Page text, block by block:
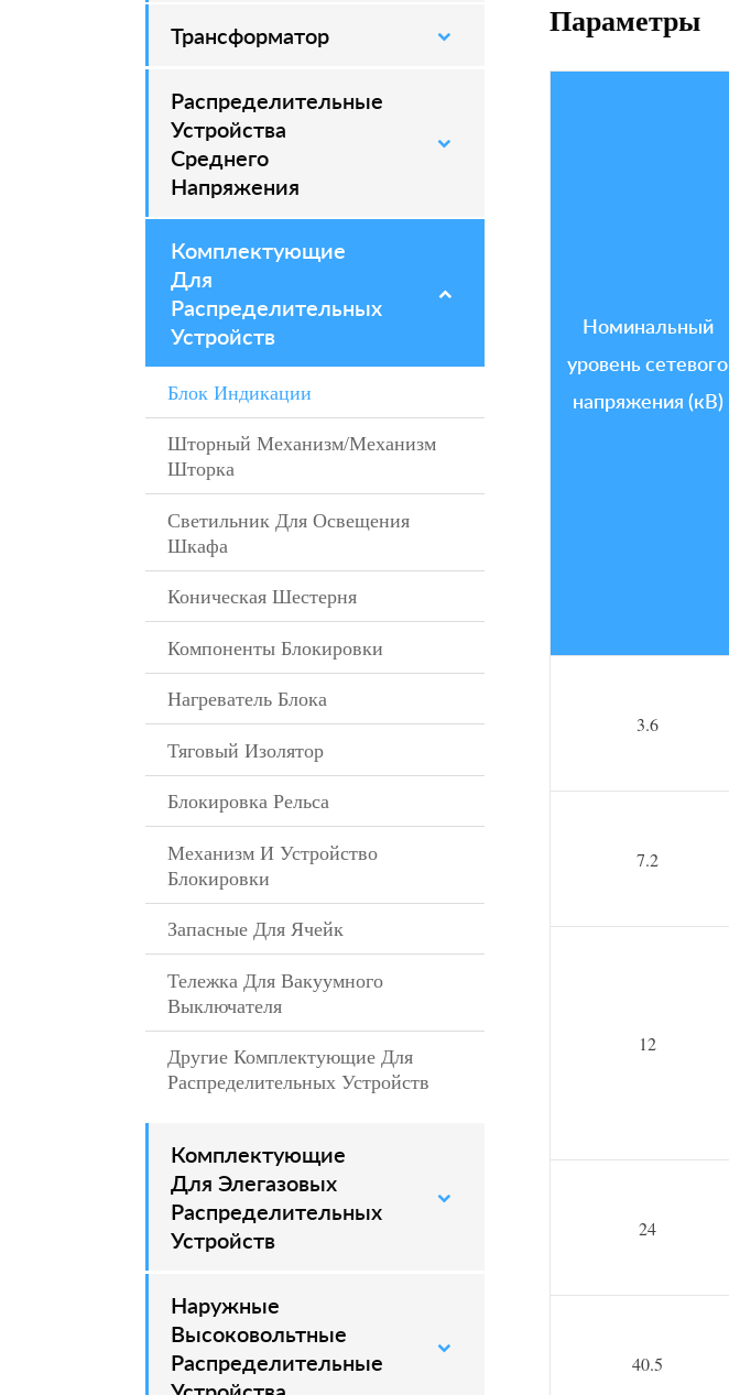
Трансформатор
Распределительные
Устройства
Среднего
Напряжения
–
Комплектующие
Для
Распределительных
Устройств
–
Блок Индикации
–
Шторный Механизм/механизм
Шторка
–
Светильник Для Освещения
Шкафа
–
Коническая Шестерня
–
Компоненты Блокировки
–
Нагреватель Блока
–
Тяговый Изолятор
–
Блокировка Рельса
–
Механизм И Устройство
Блокировки
–
Запасные Для Ячейк
–
Тележка Для Вакуумного
Выключателя
–
Другие Комплектующие Для
Распределительных Устройств
Комплектующие
Для Элегазовых
Распределительных
Устройств
–
Наружные
Высоковольтные
Распределительные
–
Параметры
Номинальный
уровень сетевого
напряжения (кВ)
3.6
7.2
12
24
40.5